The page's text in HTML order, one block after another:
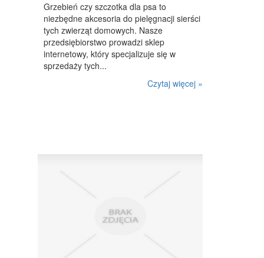
MASZYNY
NARZĘDZIA
PRZEMYSŁ METALOWY
PRZEWÓZ
PUBLIC RELATIONS
Grzebień czy szczotka dla psa to
niezbędne akcesoria do pielęgnacji sierści
tych zwierząt domowych. Nasze
przedsiębiorstwo prowadzi sklep
internetowy, który specjalizuje się w
sprzedaży tych...
Czytaj więcej »